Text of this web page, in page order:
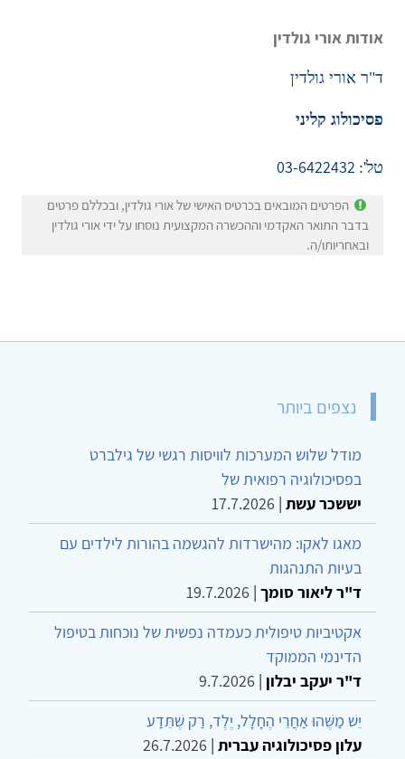
אודות אורי גולדין
ד"ר אורי גולדין
פסיכולוג קליני
טל':
הפרטים המובאים בכרטיס האישי של אורי גולדין, ובכללם פרטים
בדבר התואר האקדמי וההכשרה המקצועית נוסחו על ידי אורי גולדין
ובאחריותו/ה.
נצפים ביותר
מודל שלוש המערכות לוויסות רגשי של גילברט
בפסיכולוגיה רפואית של
יששכר עשת |
17.7.2026
מאגו לאקו: מהישרדות להגשמה בהורות לילדים עם
בעיות התנהגות
ד"ר ליאור סומך |
19.7.2026
אקטיביות טיפולית כעמדה נפשית של נוכחות בטיפול
הדינמי הממוקד
ד"ר יעקב יבלון |
9.7.2026
יֵשׁ מַשֶּׁהוּ אַחֲרֵי הֶחָלָל, יֶלֶד, רַק שֶׁתֵּדַע
עלון פסיכולוגיה עברית |
26.7.2026